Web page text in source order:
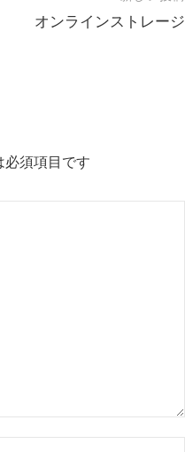
オンラインストレージ
必須項目です